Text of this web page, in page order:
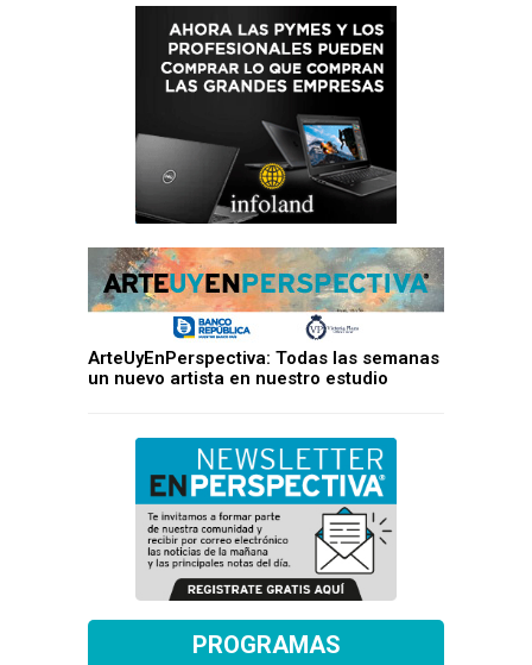
ArteUyEnPerspectiva: Todas las semanas
un nuevo artista en nuestro estudio
PROGRAMAS